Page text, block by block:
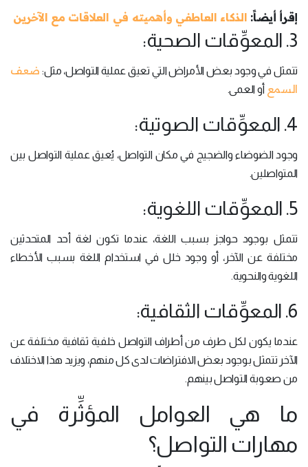
إقرأ أيضاً: الذكاء العاطفي وأهميته في العلاقات مع الآخرين
3. المعوِّقات الصحية:
تتمثل في وجود بعض الأمراض التي تعيق عملية التواصل، مثل: ضعف
السمع أو العمى.
4. المعوِّقات الصوتية:
وجود الضوضاء والضجيج في مكان التواصل، يُعيق عملية التواصل بين
المتواصلين.
5. المعوِّقات اللغوية:
تتمثل بوجود حواجز بسبب اللغة، عندما تكون لغة أحد المتحدثين
مختلفة عن الآخر، أو وجود خلل في استخدام اللغة بسبب الأخطاء
اللغوية والنحوية.
6. المعوِّقات الثقافية:
عندما يكون لكل طرف من أطراف التواصل خلفية ثقافية مختلفة عن
الآخر تتمثل بوجود بعض الافتراضات لدى كل منهم، ويزيد هذا الاختلاف
من صعوبة التواصل بينهم.
ما هي العوامل المؤثِّرة في
مهارات التواصل؟